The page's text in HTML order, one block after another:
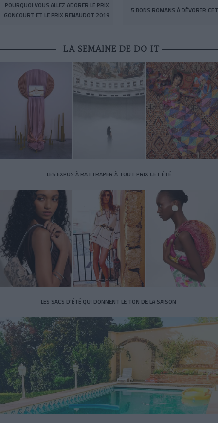
POURQUOI VOUS ALLEZ ADORER LE PRIX
GONCOURT ET LE PRIX RENAUDOT 2019
5 BONS ROMANS À DÉVORER
LA SEMAINE DE DO IT
LES EXPOS À RATTRAPER À TOUT PRIX CET ÉTÉ
LES SACS D’ÉTÉ QUI DONNENT LE TON DE LA SAISON